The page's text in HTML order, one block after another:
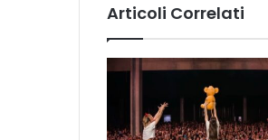
D
a
n
t
3
Articoli Correlati